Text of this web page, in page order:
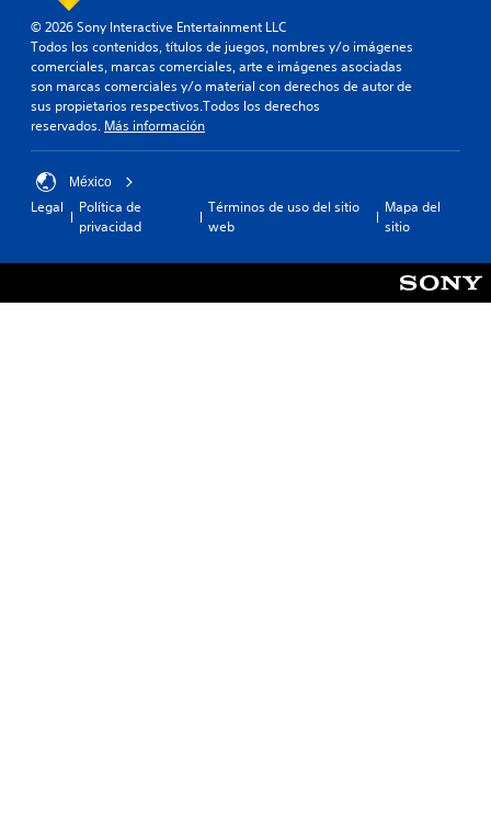
© 2026 Sony Interactive Entertainment LLC
Todos los contenidos, títulos de juegos, nombres y/o imágenes
comerciales, marcas comerciales, arte e imágenes asociadas
son marcas comerciales y/o material con derechos de autor de
sus propietarios respectivos.Todos los derechos
reservados. Más información
México
Legal
Política de
privacidad
Términos de uso del sitio
web
Mapa del
sitio